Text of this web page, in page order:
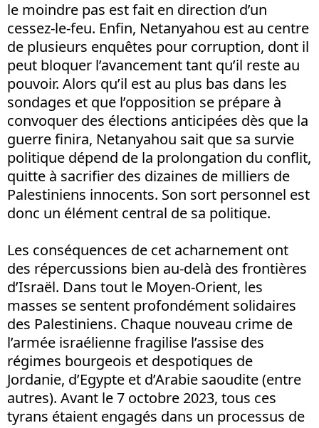
le moindre pas est fait en direction d’un
cessez-le-feu. Enfin, Netanyahou est au centre
de plusieurs enquêtes pour corruption, dont il
peut bloquer l’avancement tant qu’il reste au
pouvoir. Alors qu’il est au plus bas dans les
sondages et que l’opposition se prépare à
convoquer des élections anticipées dès que la
guerre finira, Netanyahou sait que sa survie
politique dépend de la prolongation du conflit,
quitte à sacrifier des dizaines de milliers de
Palestiniens innocents. Son sort personnel est
donc un élément central de sa politique.
Les conséquences de cet acharnement ont
des répercussions bien au-delà des frontières
d’Israël. Dans tout le Moyen-Orient, les
masses se sentent profondément solidaires
des Palestiniens. Chaque nouveau crime de
l’armée israélienne fragilise l’assise des
régimes bourgeois et despotiques de
Jordanie, d’Egypte et d’Arabie saoudite (entre
autres). Avant le 7 octobre 2023, tous ces
tyrans étaient engagés dans un processus de